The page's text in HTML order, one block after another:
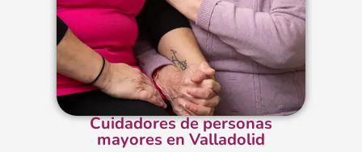
Cuidadores de personas
mayores en Valladolid